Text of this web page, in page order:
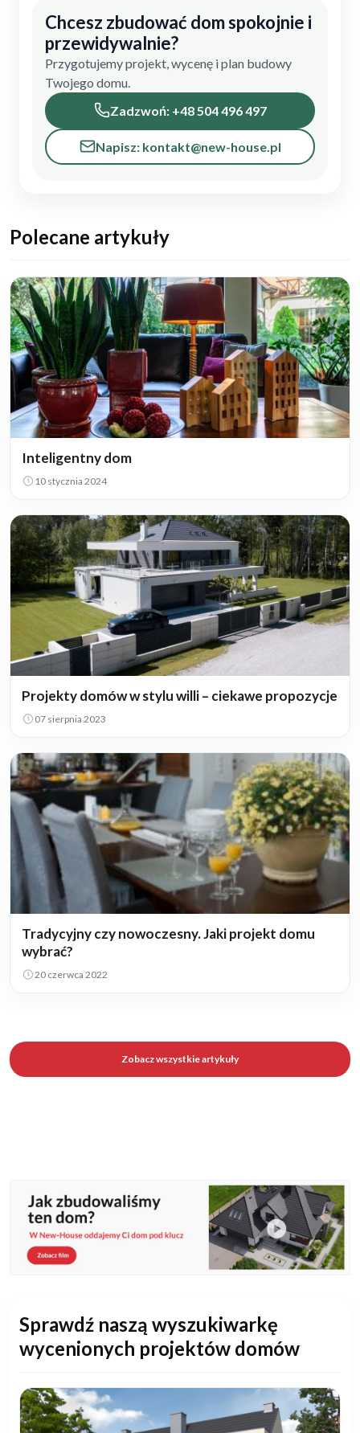
Chcesz zbudować dom spokojnie i
przewidywalnie?
Przygotujemy projekt, wycenę i plan budowy
Twojego domu.
Zadzwoń: +48 504 496 497
Napisz: kontakt@new-house.pl
Polecane artykuły
Inteligentny dom
10 stycznia 2024
Projekty domów w stylu willi – ciekawe propozycje
07 sierpnia 2023
Tradycyjny czy nowoczesny. Jaki projekt domu
wybrać?
20 czerwca 2022
Zobacz wszystkie artykuły
Sprawdź naszą wyszukiwarkę
wycenionych projektów domów